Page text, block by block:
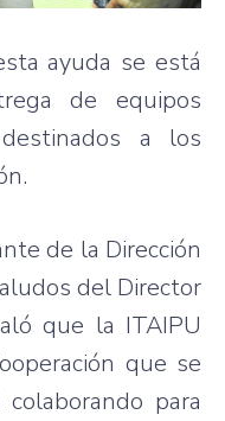
ayuda se está
de equipos
a los
de la Dirección
del Director
que la ITAIPU
que se
para